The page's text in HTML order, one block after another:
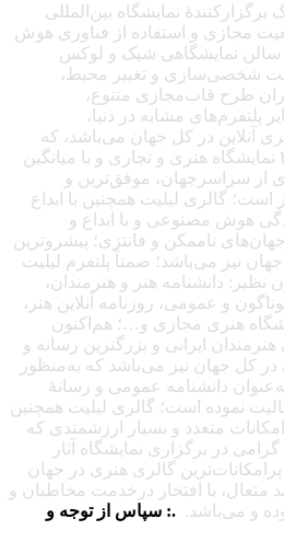
برگزارکنندهٔ نمایشگاه بین‌المللی
مجازی و استفاده از فناوری هوش
نمایشگاهی شیک و لوکس
شخصی‌سازی و تغییر محیط،
طرح قاب‌مجازی متنوع،
پلتفرم‌های مشابه در دنیا،
آنلاین در کل جهان می‌باشد، که
باتجربهٔ برگزاری بیش از ۲۵۰ نمایشگاه هنری و تجاری و با میانگین
از سراسرجهان، موفق‌ترین و
است؛ گالری لیلیت همچنین با ابداع
هوش مصنوعی و با ابداع و
ناممکن و فانتزی؛ پیشروترین
نیز می‌باشد؛ ضمناً پلتفرم لیلیت
نظیر: دانشنامه هنر و هنرمندان،
و عمومی، روزنامه آنلاین هنر،
هنری مجازی و…؛ هم‌اکنون
هنرمندان ایرانی و بزرگترین رسانه و
در کل جهان نیز می‌باشد که به‌منظور
دانشنامه عمومی و رسانهٔ
نموده است؛ گالری لیلیت همچنین
امکانات متعدد و بسیار ارزشمندی که
در برگزاری نمایشگاه آثار
پرامکانات‌ترین گالری هنری در جهان
متعال، با افتخار درخدمت مخاطبان و
و می‌باشد. .: سپاس از توجه و